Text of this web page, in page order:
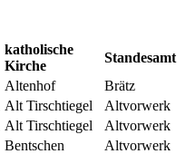
katholische
Kirche
Standesamt
Altenhof
Brätz
Alt Tirschtiegel
Altvorwerk
Alt Tirschtiegel
Altvorwerk
Bentschen
Altvorwerk